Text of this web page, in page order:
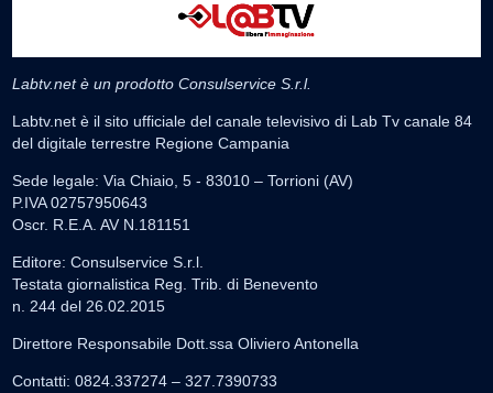
Labtv.net è un prodotto Consulservice S.r.l.
Labtv.net è il sito ufficiale del canale televisivo di Lab Tv canale 84
del digitale terrestre Regione Campania
Sede legale: Via Chiaio, 5 - 83010 – Torrioni (AV)
P.IVA 02757950643
Oscr. R.E.A. AV N.181151
Editore: Consulservice S.r.l.
Testata giornalistica Reg. Trib. di Benevento
n. 244 del 26.02.2015
Direttore Responsabile Dott.ssa Oliviero Antonella
Contatti: 0824.337274 – 327.7390733